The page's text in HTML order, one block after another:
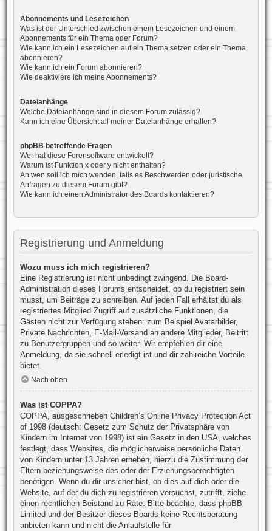
Abonnements und Lesezeichen
Was ist der Unterschied zwischen einem Lesezeichen und einem
Abonnements für ein Thema oder Forum?
Wie kann ich ein Lesezeichen auf ein Thema setzen oder ein Thema
abonnieren?
Wie kann ich ein Forum abonnieren?
Wie deaktiviere ich meine Abonnements?
Dateianhänge
Welche Dateianhänge sind in diesem Forum zulässig?
Kann ich eine Übersicht all meiner Dateianhänge erhalten?
phpBB betreffende Fragen
Wer hat diese Forensoftware entwickelt?
Warum ist Funktion x oder y nicht enthalten?
An wen soll ich mich wenden, falls es Beschwerden oder juristische
Anfragen zu diesem Forum gibt?
Wie kann ich einen Administrator des Boards kontaktieren?
Registrierung und Anmeldung
Wozu muss ich mich registrieren?
Eine Registrierung ist nicht unbedingt zwingend. Die Board-
Administration dieses Forums entscheidet, ob du registriert sein
musst, um Beiträge zu schreiben. Auf jeden Fall erhältst du als
registriertes Mitglied Zugriff auf zusätzliche Funktionen, die
Gästen nicht zur Verfügung stehen: zum Beispiel Avatarbilder,
Private Nachrichten, E-Mail-Versand an andere Mitglieder, Beitritt
zu Benutzergruppen und so weiter. Wir empfehlen dir eine
Anmeldung, da sie schnell erledigt ist und dir zahlreiche Vorteile
bietet.
Nach oben
Was ist COPPA?
COPPA, ausgeschrieben Children’s Online Privacy Protection Act
of 1998 (deutsch: Gesetz zum Schutz der Privatsphäre von
Kindern im Internet von 1998) ist ein Gesetz in den USA, welches
festlegt, dass Websites, die möglicherweise persönliche Daten
von Kindern unter 13 Jahren erheben, hierzu die Zustimmung der
Eltern beziehungsweise des oder der Erziehungsberechtigten
benötigen. Wenn du dir unsicher bist, ob dies auf dich oder die
Website, auf der du dich zu registrieren versuchst, zutrifft, ziehe
einen rechtlichen Beistand zu Rate. Bitte beachte, dass phpBB
Limited und der Besitzer dieses Boards keine Rechtsberatung
anbieten kann und nicht die Anlaufstelle für